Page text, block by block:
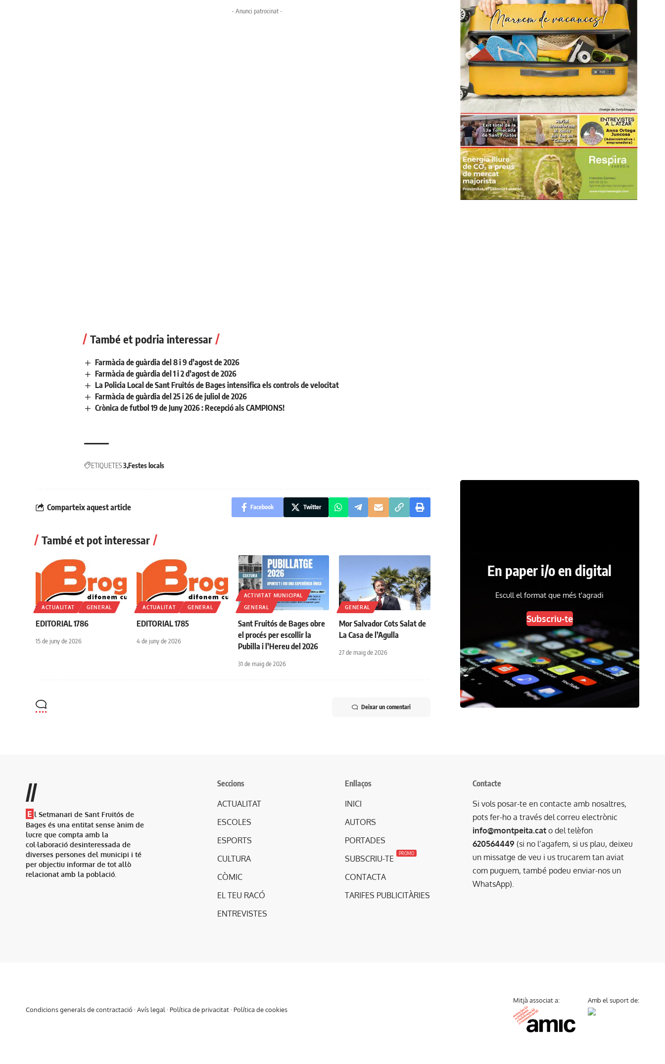
- Anunci patrocinat -
També et podria interessar
Farmàcia de guàrdia del 8 i 9 d’agost de 2026
Farmàcia de guàrdia del 1 i 2 d’agost de 2026
La Policia Local de Sant Fruitós de Bages intensifica els controls de velocitat
Farmàcia de guàrdia del 25 i 26 de juliol de 2026
Crònica de futbol 19 de Juny 2026 : Recepció als CAMPIONS!
ETIQUETES3Festes locals
Comparteix aquest article Facebook Twitter
També et pot interessar
ACTUALITAT GENERAL
EDITORIAL 1786
15 de juny de 2026
ACTUALITAT GENERAL
EDITORIAL 1785
4 de juny de 2026
ACTIVITAT MUNICIPAL
GENERAL
Sant Fruitós de Bages obre
el procés per escollir la
Pubilla i l’Hereu del 2026
31 de maig de 2026
GENERAL
Mor Salvador Cots Salat de
La Casa de l’Agulla
27 de maig de 2026
Deixar un comentari
En paper i/o en digital
Escull el format que més t'agradi
Subscriu-te
//
E l Setmanari de Sant Fruitós de
Bages és una entitat sense ànim de
lucre que compta amb la
col·laboració desinteressada de
diverses persones del municipi i té
per objectiu informar de tot allò
relacionat amb la població.
Seccions
ACTUALITAT
ESCOLES
ESPORTS
CULTURA
CÒMIC
EL TEU RACÓ
ENTREVISTES
Enllaços
INICI
AUTORS
PORTADES
SUBSCRIU-TE
PROMO
CONTACTA
TARIFES PUBLICITÀRIES
Contacte
Si vols posar-te en contacte amb nosaltres,
pots fer-ho a través del correu electrònic
info@montpeita.cat o del telèfon
620564449 (si no l’agafem, si us plau, deixeu
un missatge de veu i us trucarem tan aviat
com puguem, també podeu enviar-nos un
WhatsApp).
Condicions generals de contractació · Avís legal · Política de privacitat · Política de cookies
Mitjà associat a: Amb el suport de: